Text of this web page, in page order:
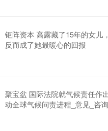
钜阵资本 高露藏了15年的女儿
反而成了她最暖心的回报
聚宝盆 国际法院就气候责任作
动全球气候问责进程_意见_咨